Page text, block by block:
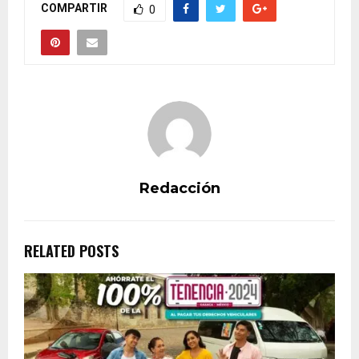
COMPARTIR 0
Redacción
RELATED POSTS